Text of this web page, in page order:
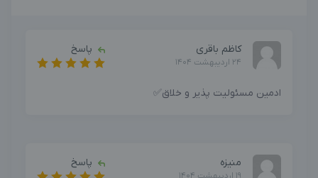
کاظم باقری
24 اردیبهشت 1404
پاسخ
ادمین مسئولیت پذیر و خلاق✅
منیزه
19 اردیبهشت 1404
پاسخ